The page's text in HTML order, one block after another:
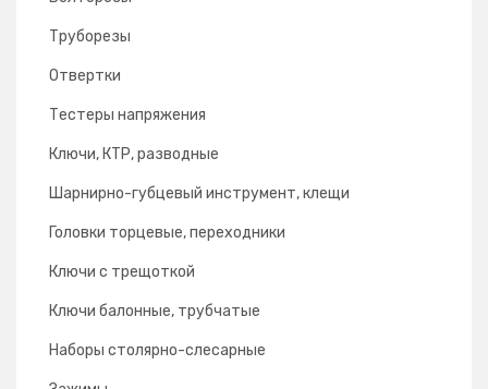
Труборезы
Отвертки
Тестеры напряжения
Ключи, КТР, разводные
Шарнирно-губцевый инструмент, клещи
Головки торцевые, переходники
Ключи с трещоткой
Ключи балонные, трубчатые
Наборы столярно-слесарные